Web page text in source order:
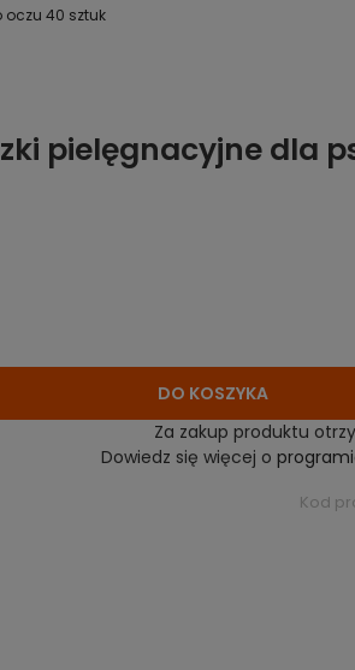
40 sztuk
pielęgnacyjne dla
DO KOSZYKA
Za zakup produktu
Dowiedz się więcej o
Kod